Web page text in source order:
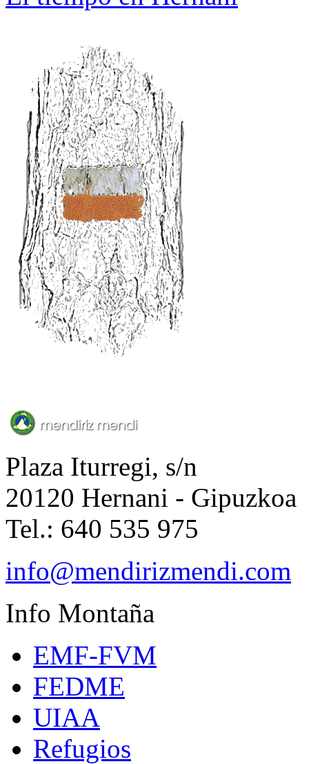
Plaza Iturregi, s/n
20120 Hernani - Gipuzkoa
Tel.: 640 535 975
info@mendirizmendi.com
Info Montaña
EMF-FVM
FEDME
UIAA
Refugios